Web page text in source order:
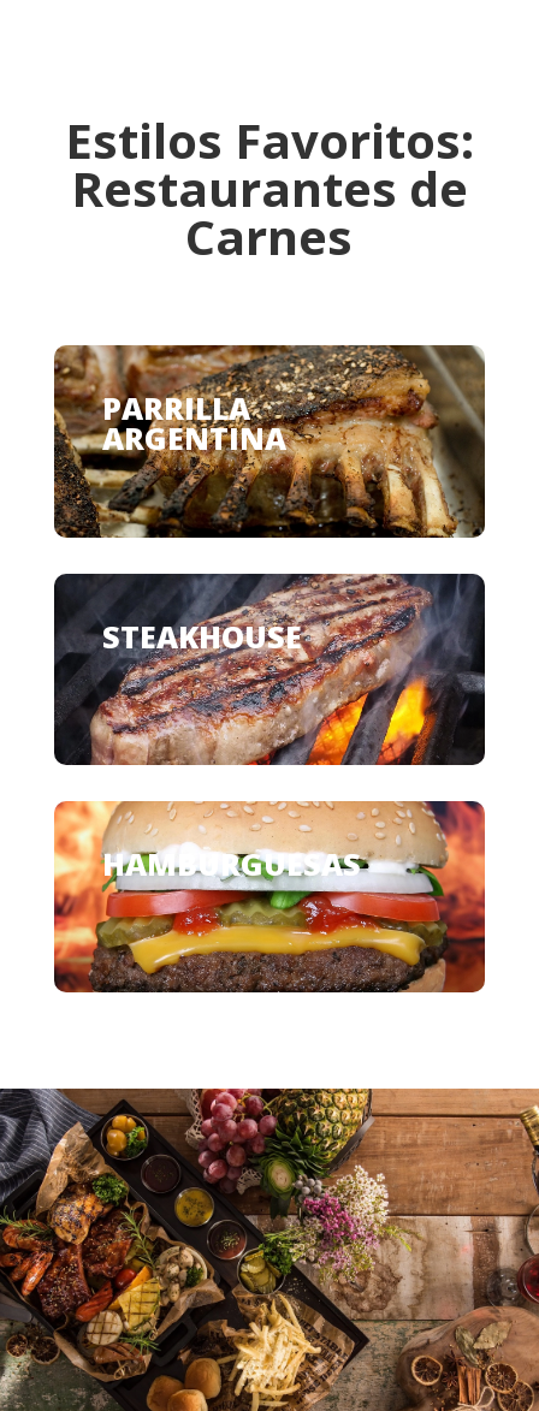
Estilos Favoritos:
Restaurantes de
Carnes
PARRILLA
ARGENTINA
STEAKHOUSE
HAMBURGUESAS